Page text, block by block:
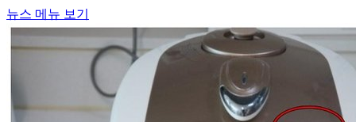
뉴스 메뉴 보기